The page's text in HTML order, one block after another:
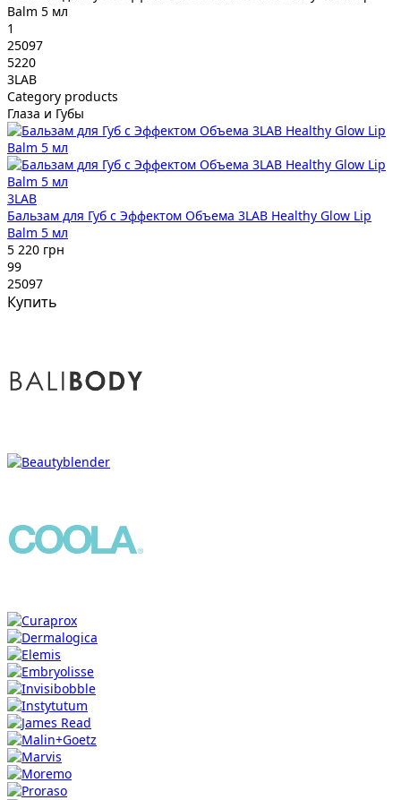
Balm 5 мл
1
25097
5220
3LAB
Category products
Глаза и Губы
3LAB
Бальзам для Губ с Эффектом Объема 3LAB Healthy Glow Lip
Balm 5 мл
5 220 грн
99
25097
Купить